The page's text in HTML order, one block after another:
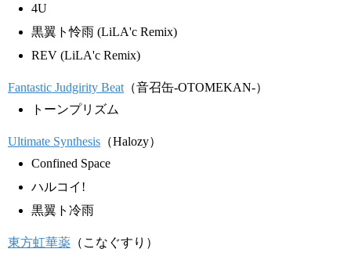
4U
黒翼ト怜雨 (LiLA'c Remix)
REV (LiLA'c Remix)
Fantastic Judgirity Beat （音召缶-OTOMEKAN-）
トーンプリズム
Ultimate Synthesis （Halozy）
Confined Space
ハルコイ!
黒翼ト冷雨
東方虹華薬 （こなぐすり）